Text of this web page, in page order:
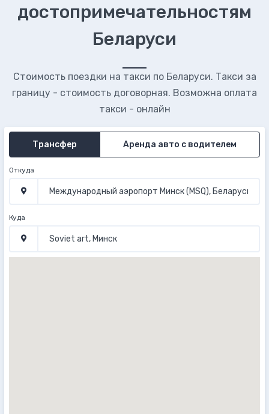
достопримечательностям
Беларуси
Стоимость поездки на такси по Беларуси. Такси за
границу - стоимость договорная. Возможна оплата
такси - онлайн
Трансфер Аренда авто с водителем
Откуда
Куда